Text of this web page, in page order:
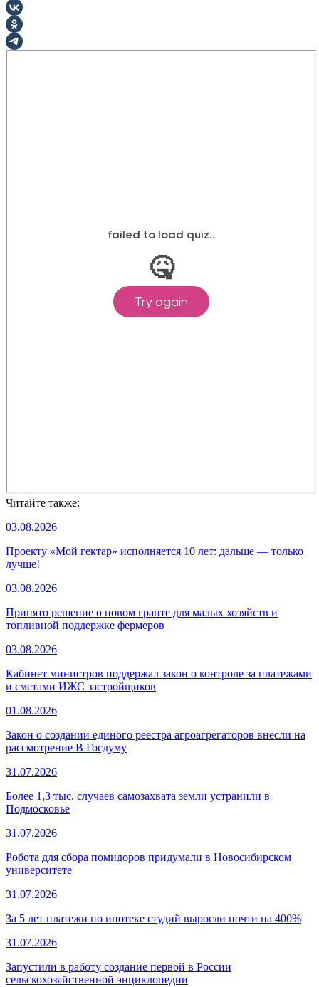
Читайте также:
03.08.2026
Проекту «Мой гектар» исполняется 10 лет: дальше — только
лучше!
03.08.2026
Принято решение о новом гранте для малых хозяйств и
топливной поддержке фермеров
03.08.2026
Кабинет министров поддержал закон о контроле за платежами
и сметами ИЖС застройщиков
01.08.2026
Закон о создании единого реестра агроагрегаторов внесли на
рассмотрение В Госдуму
31.07.2026
Более 1,3 тыс. случаев самозахвата земли устранили в
Подмосковье
31.07.2026
Робота для сбора помидоров придумали в Новосибирском
университете
31.07.2026
За 5 лет платежи по ипотеке студий выросли почти на 400%
31.07.2026
Запустили в работу создание первой в России
сельскохозяйственной энциклопедии